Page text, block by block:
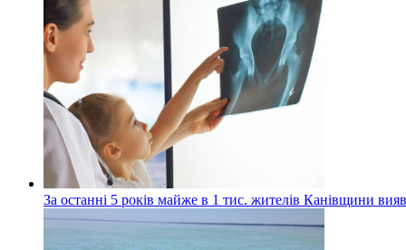
За останні 5 років майже в 1 тис. жителів Канівщини